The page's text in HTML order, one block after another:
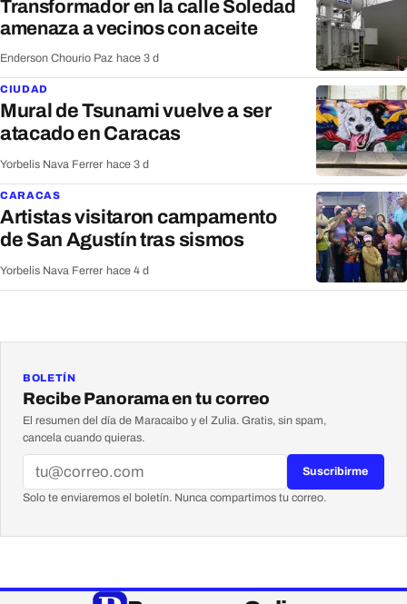
Transformador en la calle Soledad
amenaza a vecinos con aceite
Enderson Chourio Paz hace 3 d
CIUDAD
Mural de Tsunami vuelve a ser
atacado en Caracas
Yorbelis Nava Ferrer hace 3 d
CARACAS
Artistas visitaron campamento
de San Agustín tras sismos
Yorbelis Nava Ferrer hace 4 d
BOLETÍN
Recibe Panorama en tu correo
El resumen del día de Maracaibo y el Zulia. Gratis, sin spam,
cancela cuando quieras.
Suscribirme
Solo te enviaremos el boletín. Nunca compartimos tu correo.